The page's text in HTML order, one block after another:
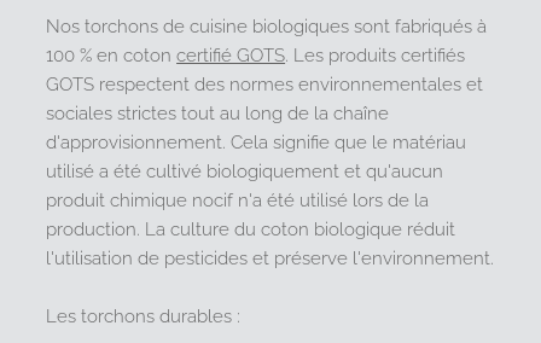
Nos torchons de cuisine biologiques sont fabriqués à
100 % en cotoncertifié GOTS. Les produits certifiés
GOTS respectent des normes environnementales et
sociales strictes tout au long de la chaîne
d'approvisionnement. Cela signifie que le matériau
utilisé a été cultivé biologiquement et qu'aucun
produit chimique nocif n'a été utilisé lors de la
production. La culture du coton biologique réduit
l'utilisation de pesticides et préserve l'environnement.
Les torchons durables :